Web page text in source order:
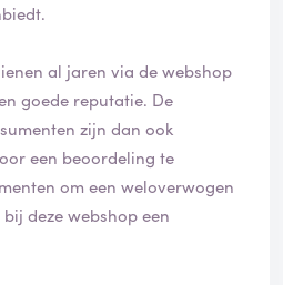
r
i
f
i
e
e
r
al jaren via de webshop
goede reputatie. De
zijn dan ook
om een weloverwogen
deze webshop een